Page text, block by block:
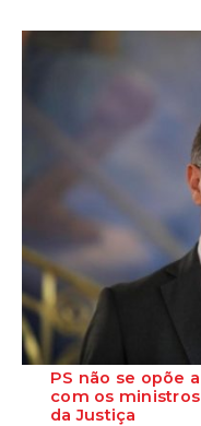
PS não se opõe
com os
da Justiça